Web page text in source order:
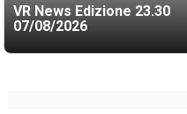
VR News Edizione 23.30
07/08/2026